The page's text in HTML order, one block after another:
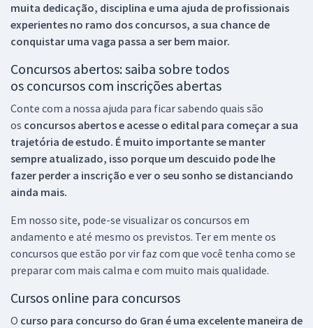
muita dedicação, disciplina e uma ajuda de profissionais
experientes no ramo dos concursos, a sua chance de
conquistar uma vaga passa a ser bem maior.
Concursos abertos: saiba sobre todos
os concursos com inscrições abertas
Conte com a nossa ajuda para ficar sabendo quais são
os concursos abertos e acesse o edital para começar a sua
trajetória de estudo. É muito importante se manter
sempre atualizado, isso porque um descuido pode lhe
fazer perder a inscrição e ver o seu sonho se distanciando
ainda mais.
Em nosso site, pode-se visualizar os concursos em
andamento e até mesmo os previstos. Ter em mente os
concursos que estão por vir faz com que você tenha como se
preparar com mais calma e com muito mais qualidade.
Cursos online para concursos
O curso para concurso do Gran é uma excelente maneira de